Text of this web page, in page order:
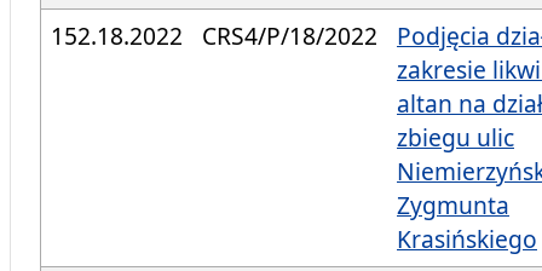
152.18.2022
CRS4/P/18/2022
Podjęcia
zakresie
altan na
zbiegu ulic
Zygmunta
Krasińskiego